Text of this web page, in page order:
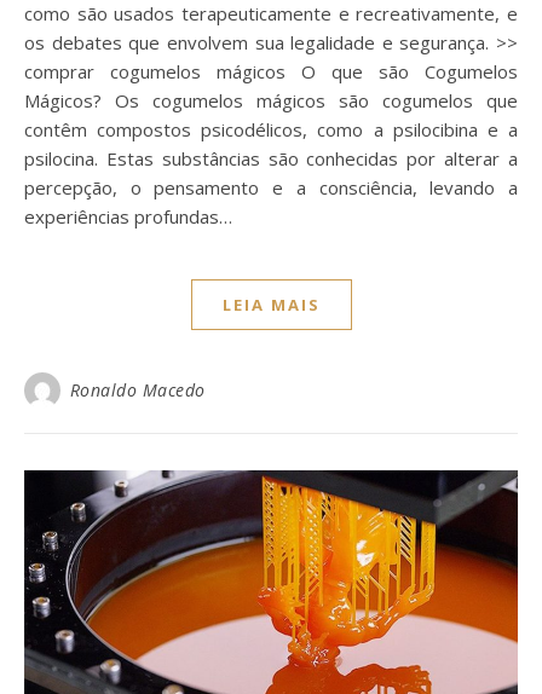
como são usados terapeuticamente e recreativamente, e
os debates que envolvem sua legalidade e segurança. >>
comprar cogumelos mágicos O que são Cogumelos
Mágicos? Os cogumelos mágicos são cogumelos que
contêm compostos psicodélicos, como a psilocibina e a
psilocina. Estas substâncias são conhecidas por alterar a
percepção, o pensamento e a consciência, levando a
experiências profundas…
LEIA MAIS
Ronaldo Macedo